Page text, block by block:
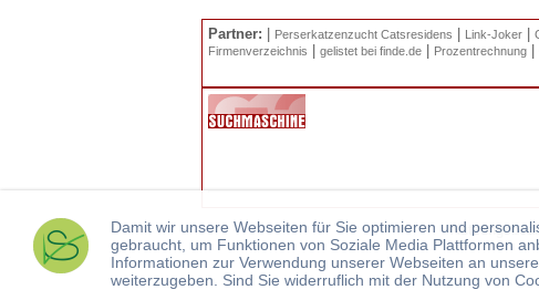
Partner: Perserkatzenzucht Catsresidens Link-Joker
Firmenverzeichnis
gelistet bei finde.de Prozentrechnung
Damit wir unsere Webseiten für Sie optimieren und
gebraucht, um Funktionen von Soziale Media Plattformen
Informationen zur Verwendung unserer Webseiten an
weiterzugeben. Sind Sie widerruflich mit der Nutzung von